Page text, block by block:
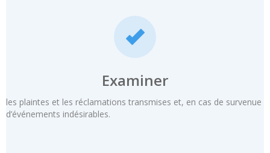
Examiner
les plaintes et les réclamations transmises et, en cas de survenue
d’événements indésirables.